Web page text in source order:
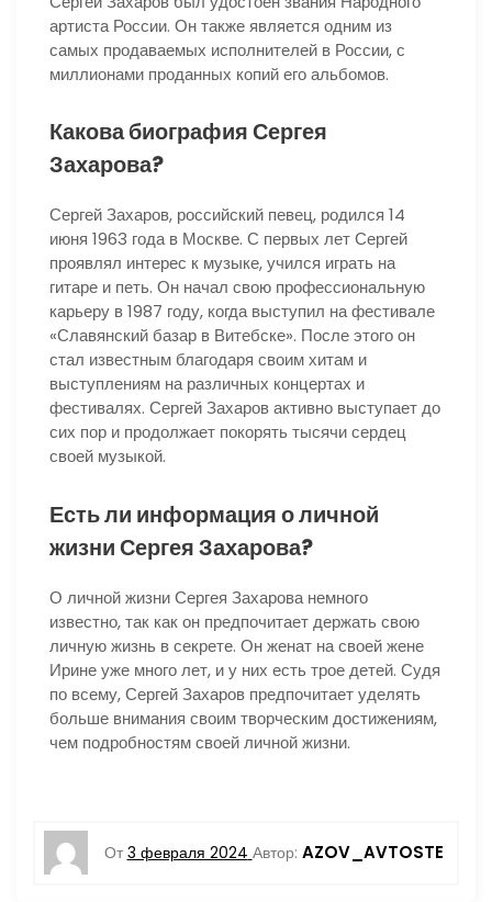
артиста России. Он также является одним из
самых продаваемых исполнителей в России, с
миллионами проданных копий его альбомов.
Какова биография Сергея
Захарова?
Сергей Захаров, российский певец, родился 14
июня 1963 года в Москве. С первых лет Сергей
проявлял интерес к музыке, учился играть на
гитаре и петь. Он начал свою профессиональную
карьеру в 1987 году, когда выступил на фестивале
«Славянский базар в Витебске». После этого он
стал известным благодаря своим хитам и
выступлениям на различных концертах и
фестивалях. Сергей Захаров активно выступает до
сих пор и продолжает покорять тысячи сердец
своей музыкой.
Есть ли информация о личной
жизни Сергея Захарова?
О личной жизни Сергея Захарова немного
известно, так как он предпочитает держать свою
личную жизнь в секрете. Он женат на своей жене
Ирине уже много лет, и у них есть трое детей. Судя
по всему, Сергей Захаров предпочитает уделять
больше внимания своим творческим достижениям,
чем подробностям своей личной жизни.
От 3 февраля 2024 Автор: AZOV_AVTOSTE